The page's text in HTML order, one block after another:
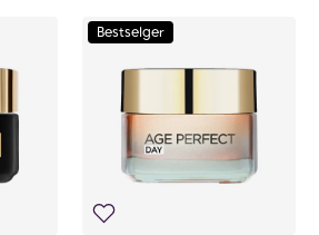
Bestselger